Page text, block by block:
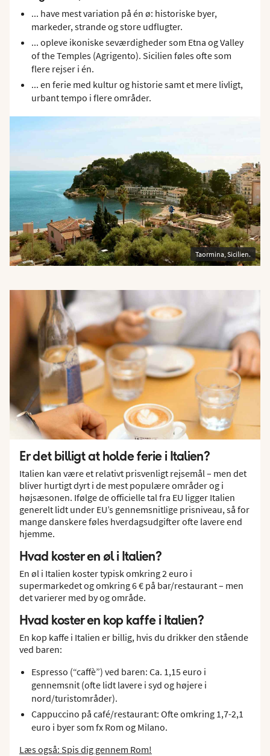
... have mest variation på én ø: historiske byer,
markeder, strande og store udflugter.
... opleve ikoniske seværdigheder som Etna og Valley
of the Temples (Agrigento). Sicilien føles ofte som
flere rejser i én.
... en ferie med kultur og historie samt et mere livligt,
urbant tempo i flere områder.
Taormina, Sicilien.
Er det billigt at holde ferie i Italien?
Italien kan være et relativt prisvenligt rejsemål – men det
bliver hurtigt dyrt i de mest populære områder og i
højsæsonen. Ifølge de officielle tal fra EU ligger Italien
generelt lidt under EU’s gennemsnitlige prisniveau, så for
mange danskere føles hverdagsudgifter ofte lavere end
hjemme.
Hvad koster en øl i Italien?
En øl i Italien koster typisk omkring 2 euro i
supermarkedet og omkring 6 € på bar/restaurant – men
det varierer med by og område.
Hvad koster en kop kaffe i Italien?
En kop kaffe i Italien er billig, hvis du drikker den stående
ved baren:
Espresso (“caffè”) ved baren: Ca. 1,15 euro i
gennemsnit (ofte lidt lavere i syd og højere i
nord/turistområder).
Cappuccino på café/restaurant: Ofte omkring 1,7-2,1
euro i byer som fx Rom og Milano.
Læs også: Spis dig gennem Rom!